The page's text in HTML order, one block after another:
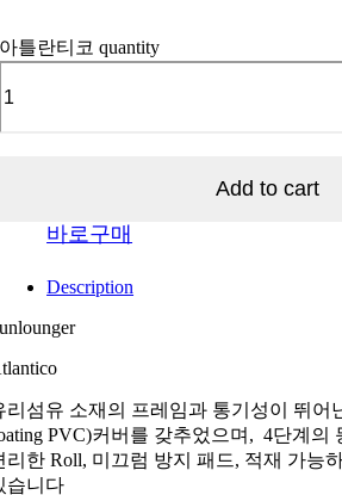
아틀란티코 quantity
Add to cart
바로구매
Description
리섬유 소재의 프레임과 통기성이 뛰어
PVC)커버를 갖추었으며, 4단계의
리한 Roll, 미끄럼 방지 패드, 적재 가능
습니다